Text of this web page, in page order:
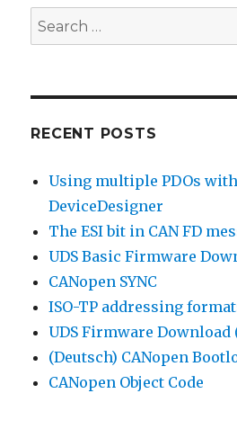
Search
for:
RECENT POSTS
Using multiple PDOs
DeviceDesigner
The ESI bit in CAN FD
UDS Basic Firmware
CANopen SYNC
ISO-TP addressing
UDS Firmware Download
(Deutsch) CANopen
CANopen Object Code